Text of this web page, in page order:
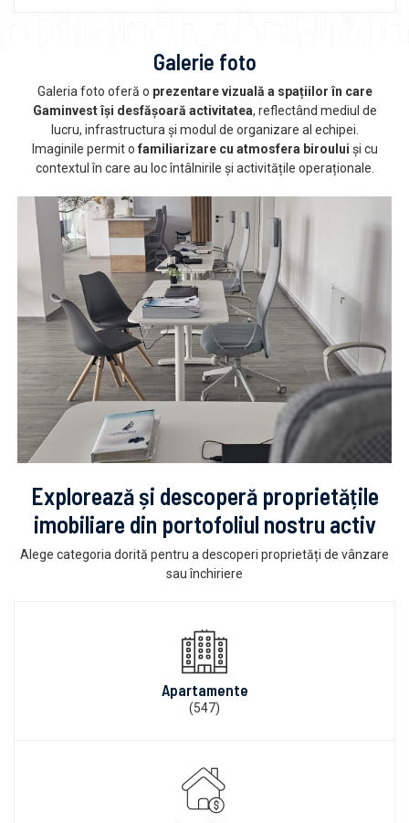
Galerie foto
Galeria foto oferă o prezentare vizuală a spațiilor în care
Gaminvest își desfășoară activitatea, reflectând mediul de
lucru, infrastructura și modul de organizare al echipei.
Imaginile permit o familiarizare cu atmosfera biroului și cu
contextul în care au loc întâlnirile și activitățile operaționale.
Explorează și descoperă proprietățile
imobiliare din portofoliul nostru activ
Alege categoria dorită pentru a descoperi proprietăți de vânzare
sau închiriere
Apartamente
(547)